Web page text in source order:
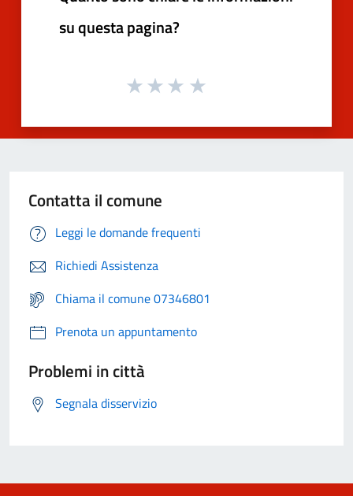
su questa pagina?
Contatta il comune
Leggi le domande frequenti
Richiedi Assistenza
Chiama il comune 07346801
Prenota un appuntamento
Problemi in città
Segnala disservizio